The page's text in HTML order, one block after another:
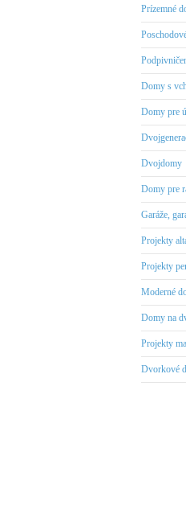
Prízemné
Domy s
Domy pre
Dvojdomy
Domy pre
Garáže,
Projekty
Projekty
Moderné
Domy na
Projekty
Dvorkové